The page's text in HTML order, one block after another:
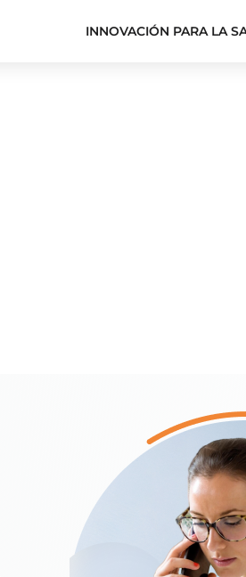
INNOVACIÓN PARA LA